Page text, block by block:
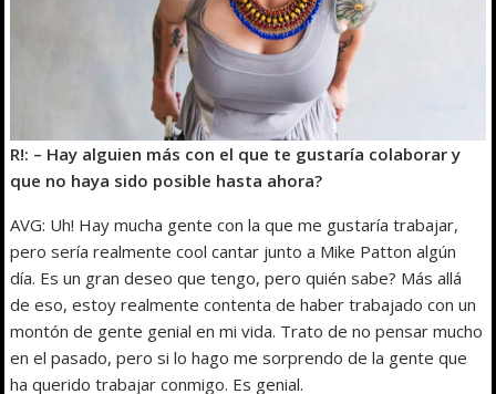
R!: – Hay alguien más con el que te gustaría colaborar y
que no haya sido posible hasta ahora?
AVG: Uh! Hay mucha gente con la que me gustaría trabajar,
pero sería realmente cool cantar junto a Mike Patton algún
día. Es un gran deseo que tengo, pero quién sabe? Más allá
de eso, estoy realmente contenta de haber trabajado con un
montón de gente genial en mi vida. Trato de no pensar mucho
en el pasado, pero si lo hago me sorprendo de la gente que
ha querido trabajar conmigo. Es genial.